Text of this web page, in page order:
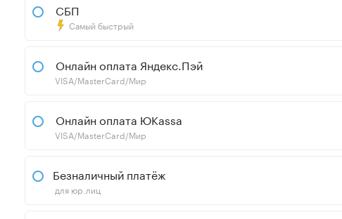
СБП
Самый быстрый
Онлайн оплата Яндекс.Пэй
VISA/MasterCard/Мир
Онлайн оплата ЮKassa
VISA/MasterCard/Мир
Безналичный платёж
для юр.лиц